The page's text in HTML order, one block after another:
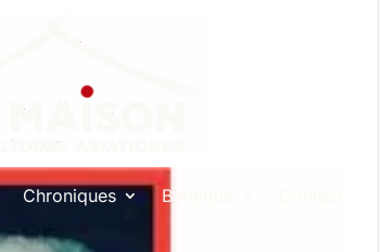
Chroniques Boutique